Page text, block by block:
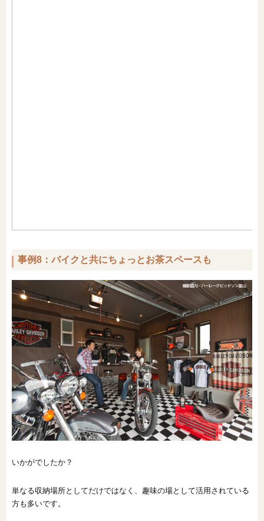
事例8：バイクと共にちょっとお茶スペースも
いかがでしたか？
単なる収納場所としてだけではなく、趣味の場として活用されている
方も多いです。